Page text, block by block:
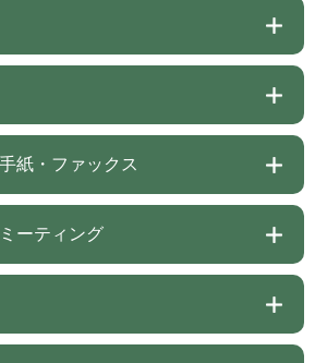
紙・ファックス
ーティング